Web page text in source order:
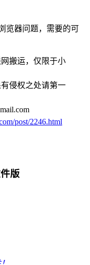
览器问题，需要的可
搬运，仅限于小
侵权之处请第一
post/2246.html
版